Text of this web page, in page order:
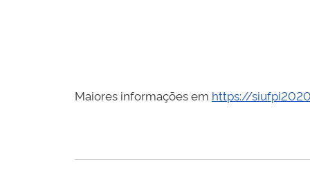
Maiores informações em https://